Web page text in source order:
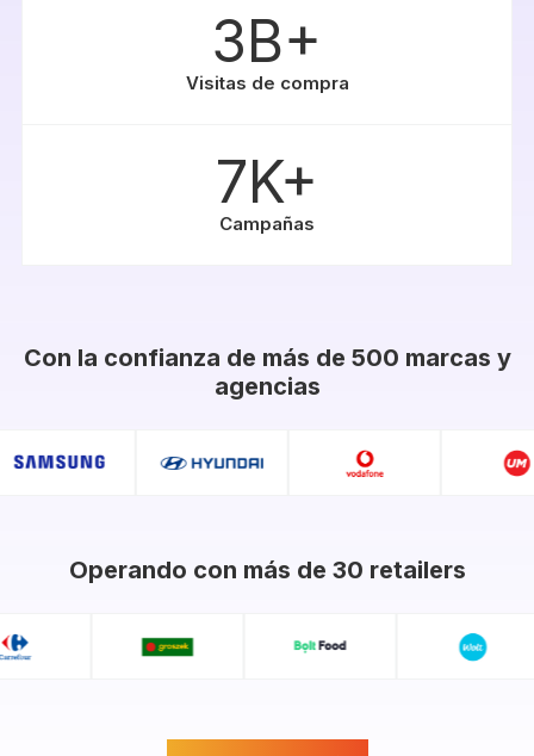
3B+
Visitas de compra
7K+
Campañas
Con la confianza de más de 500 marcas y
agencias
Operando con más de 30 retailers